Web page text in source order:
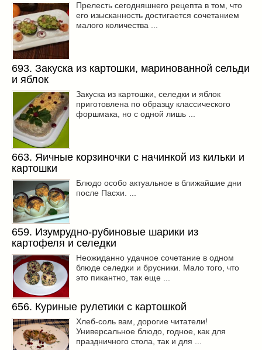
Прелесть сегодняшнего рецепта в том, что
его изысканность достигается сочетанием
малого количества ...
693. Закуска из картошки, маринованной сельди
и яблок
Закуска из картошки, селедки и яблок
приготовлена по образцу классического
форшмака, но с одной лишь ...
663. Яичные корзиночки с начинкой из кильки и
картошки
Блюдо особо актуальное в ближайшие дни
после Пасхи. ...
659. Изумрудно-рубиновые шарики из
картофеля и селедки
Неожиданно удачное сочетание в одном
блюде селедки и брусники. Мало того, что
это пикантно, так еще ...
656. Куриные рулетики с картошкой
Хлеб-соль вам, дорогие читатели!
Универсальное блюдо, годное, как для
праздничного стола, так и для ...